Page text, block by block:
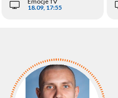
18.09, 17:55